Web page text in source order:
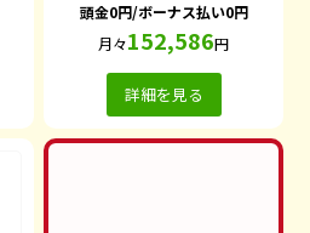
頭金0円/ボーナス払い0円
月々152,586円
詳細を見る